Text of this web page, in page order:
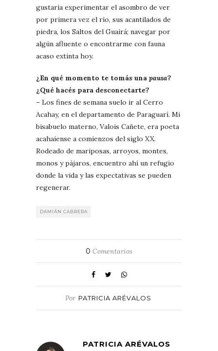
gustaría experimentar el asombro de ver
por primera vez el río, sus acantilados de
piedra, los Saltos del Guairá; navegar por
algún afluente o encontrarme con fauna
acaso extinta hoy.
¿En qué momento te tomás una pausa?
¿Qué hacés para desconectarte?
– Los fines de semana suelo ir al Cerro
Acahay, en el departamento de Paraguarí. Mi
bisabuelo materno, Valois Cañete, era poeta
acahaiense a comienzos del siglo XX.
Rodeado de mariposas, arroyos, montes,
monos y pájaros, encuentro ahí un refugio
donde la vida y las expectativas se pueden
regenerar.
DAMIÁN CABRERA
0 Comentarios
Por PATRICIA ARÉVALOS
PATRICIA ARÉVALOS